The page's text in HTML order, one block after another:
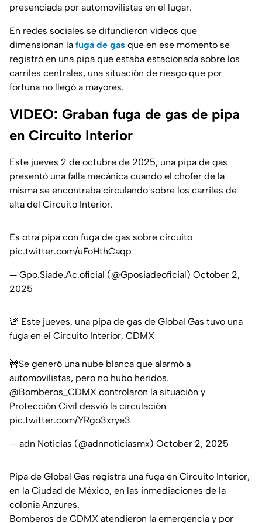
presenciada por automovilistas en el lugar.
En redes sociales se difundieron videos que
dimensionan la fuga de gas que en ese momento se
registró en una pipa que estaba estacionada sobre los
carriles centrales, una situación de riesgo que por
fortuna no llegó a mayores.
VIDEO: Graban fuga de gas de pipa
en Circuito Interior
Este jueves 2 de octubre de 2025, una pipa de gas
presentó una falla mecánica cuando el chofer de la
misma se encontraba circulando sobre los carriles de
alta del Circuito Interior.
Es otra pipa con fuga de gas sobre circuito
pic.twitter.com/uFoHthCaqp
— Gpo.Siade.Ac.oficial (@Gposiadeoficial) October 2,
2025
🚨 Este jueves, una pipa de gas de Global Gas tuvo una
fuga en el Circuito Interior, CDMX
🚧Se generó una nube blanca que alarmó a
automovilistas, pero no hubo heridos.
@Bomberos_CDMX controlaron la situación y
Protección Civil desvió la circulación
pic.twitter.com/YRgo3xrye3
— adn Noticias (@adnnoticiasmx) October 2, 2025
Pipa de Global Gas registra una fuga en Circuito Interior,
en la Ciudad de México, en las inmediaciones de la
colonia Anzures.
Bomberos de CDMX atendieron la emergencia y por